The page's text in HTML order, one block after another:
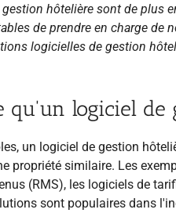
hôtelière sont de plus
de prendre en charge de
logicielles de gestion
qu'un logiciel de
un logiciel de gestion
propriété similaire. Les
(RMS), les logiciels de
sont populaires dans